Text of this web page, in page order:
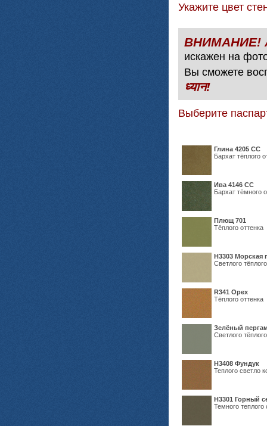
Укажите цвет
искажен на
Вы сможете
ध्यान!
Выберите
Глина 4205 СС
Бархат тёплого
Ива 4146 СС
Бархат тёмного
Плющ 701
Тёплого оттенка
H3303 Морская
Светлого
R341 Орех
Тёплого оттенка
Зелёный
Светлого
Н3408 Фундук
Теплого светло
Н3301 Горный
Темного теплого